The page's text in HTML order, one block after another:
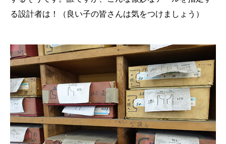
る設計者は！（良い子の皆さんは気をつけましょう）